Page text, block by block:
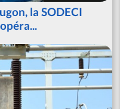
la SODECI